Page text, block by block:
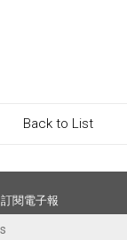
Back to List
訂閱電子報